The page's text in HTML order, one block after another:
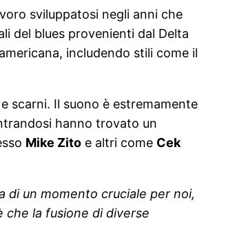
sviluppatosi negli anni che
del blues provenienti dal Delta
includendo stili come il
scarni. Il suono è estremamente
hanno trovato un
Mike Zito e altri come Cek
di un momento cruciale per noi,
che la fusione di diverse